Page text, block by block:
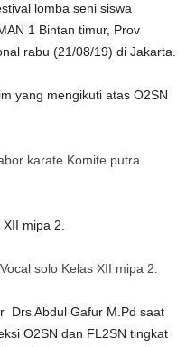
lomba seni siswa
1 Bintan timur, Prov
rabu (21/08/19) di Jakarta.
yang mengikuti atas O2SN
karate Komite putra
mipa 2.
solo Kelas XII mipa 2.
Drs Abdul Gafur M.Pd saat
O2SN dan FL2SN tingkat